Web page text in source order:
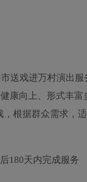
送戏进万村演出服
康向上、形式丰
，根据群众需求，
180天内完成服务